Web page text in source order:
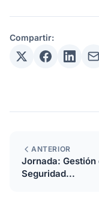
Compartir:
ANTERIOR
Jornada: Gestión
Seguridad...